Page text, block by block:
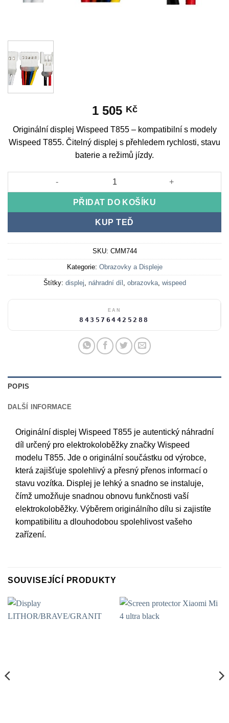
1 505 Kč
Originální displej Wispeed T855 – kompatibilní s modely
Wispeed T855. Čitelný displej s přehledem rychlosti, stavu
baterie a režimů jízdy.
Originální displej Wispeed T855 množství
PŘIDAT DO KOŠÍKU
KUP TEĎ
SKU: CMM744
Kategorie: Obrazovky a Displeje
Štítky: displej, náhradní díl , obrazovka, wispeed
EAN
8435764425288
POPIS
DALŠÍ INFORMACE
Originální displej Wispeed T855 je autentický náhradní
díl určený pro elektrokoloběžky značky Wispeed
modelu T855. Jde o originální součástku od výrobce,
která zajišťuje spolehlivý a přesný přenos informací o
stavu vozítka. Displej je lehký a snadno se instaluje,
čímž umožňuje snadnou obnovu funkčnosti vaší
elektrokoloběžky. Výběrem originálního dílu si zajistíte
kompatibilitu a dlouhodobou spolehlivost vašeho
zařízení.
SOUVISEJÍCÍ PRODUKTY